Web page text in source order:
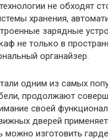
не обходят
хранения,
зарядные
не только в
органайзер.
одним из самых
продолжают
своей
дверей
можно изготовить